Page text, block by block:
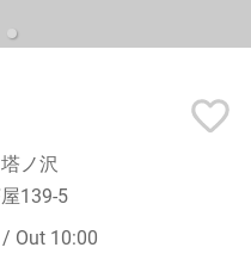
ノ沢
139-5
Out 10:00